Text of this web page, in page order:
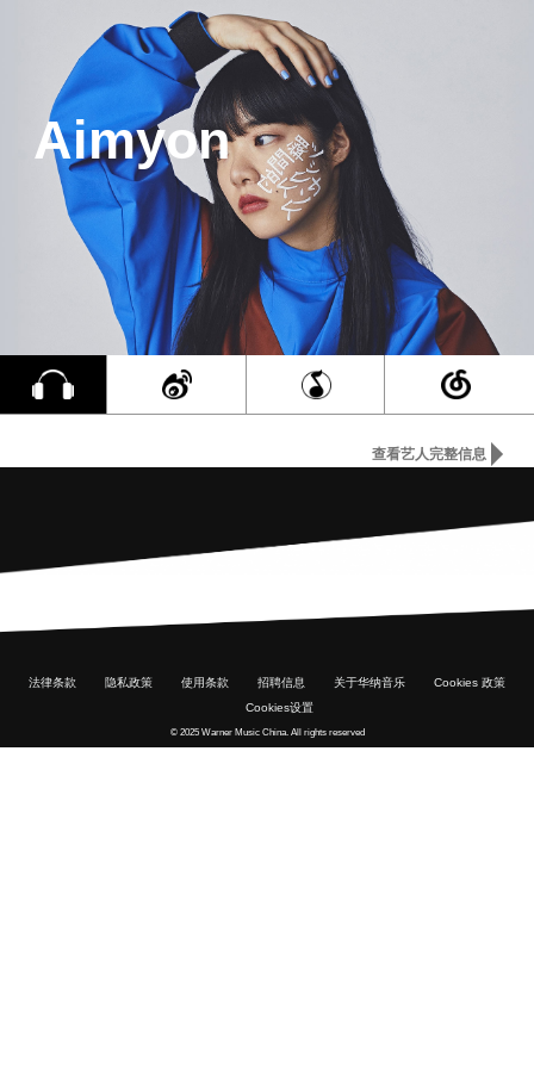
Aimyon
查看艺人完整信息
© 2025 Warner Music China. All rights reserved
法律条款 隐私政策 使用条款 招聘信息 关于华纳音乐
Cookies 政策
Cookies设置